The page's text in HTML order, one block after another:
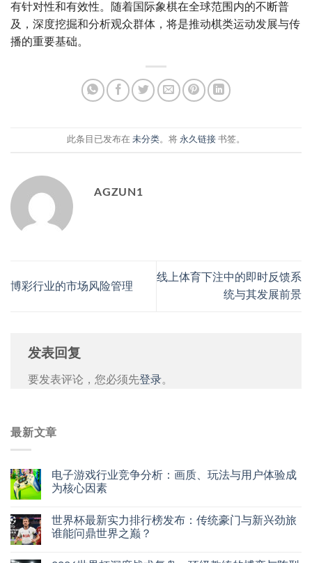
有针对性和有效性。随着国际象棋在全球范围内的不断普
及，深度挖掘和分析观众群体，将是推动棋类运动发展与传
播的重要基础。
此条目已发布在 未分类。将 永久链接 书签。
AGZUN1
博彩行业的市场风险管理
线上体育下注中的即时反馈系
统与其发展前景
发表回复
要发表评论，您必须先登录。
最新文章
电子游戏行业竞争分析：画质、玩法与用户体验成
为核心因素
世界杯最新实力排行榜发布：传统豪门与新兴劲旅
谁能问鼎世界之巅？